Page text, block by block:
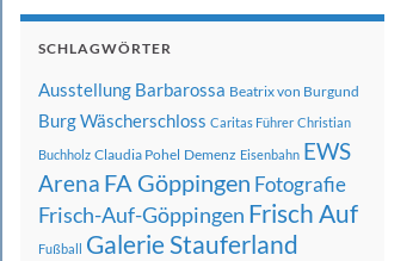
SCHLAGWÖRTER
Ausstellung Barbarossa Beatrix von Burgund
Burg Wäscherschloss Caritas Führer Christian
Buchholz Claudia Pohel Demenz Eisenbahn EWS
Arena FA Göppingen Fotografie
Frisch-Auf-Göppingen Frisch Auf
Fußball Galerie Stauferland